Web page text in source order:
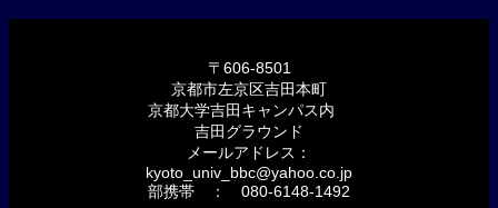
〒606-8501
京都市左京区吉田本町
京都大学吉田キャンパス内
吉田グラウンド
メールアドレス：
kyoto_univ_bbc@yahoo.co.jp
部携帯 ： 080-6148-1492